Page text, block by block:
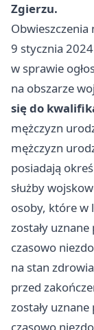
Zgierzu.
9 stycznia
w sprawie
na obszarze
się do
mężczyzn
mężczyzn
posiadają
służby
osoby, które w
zostały
czasowo
na stan
przed
zostały